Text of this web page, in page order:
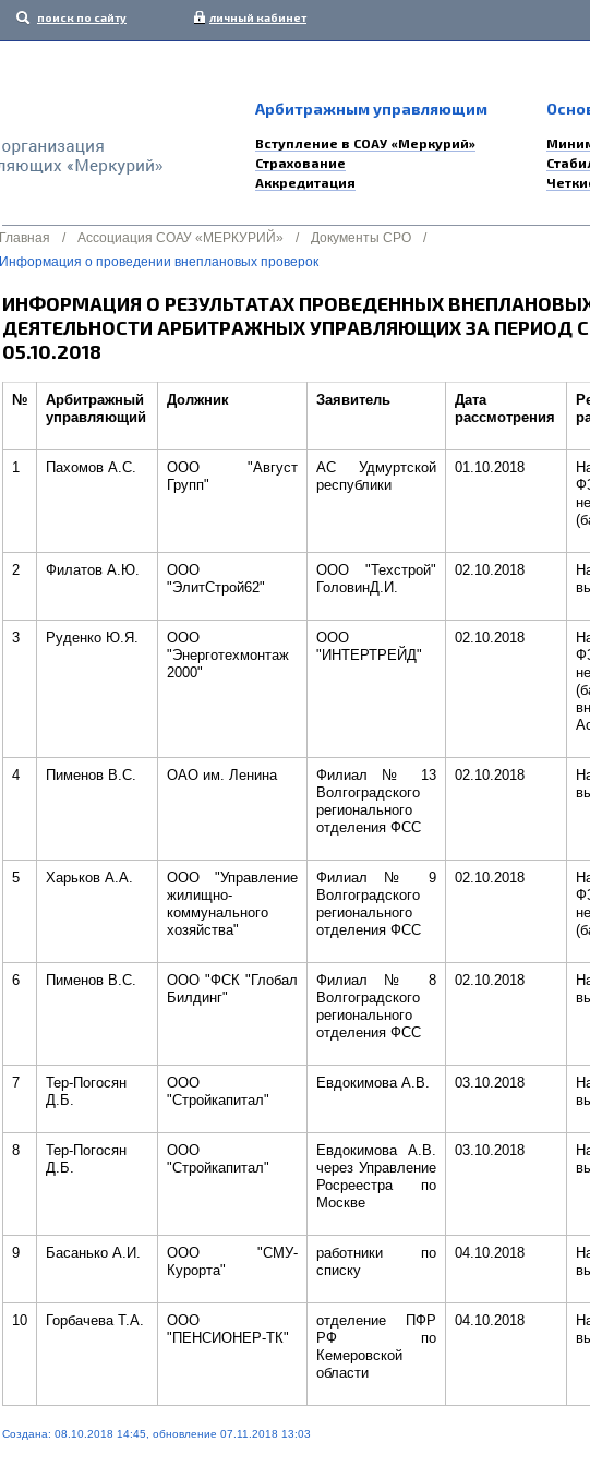
поиск по сайту личный кабинет
Арбитражным управляющим
Вступление в СОАУ «Меркурий»
Страхование
Аккредитация
Главная / Ассоциация СОАУ «МЕРКУРИЙ» / Документы СРО
/
Информация о проведении внеплановых проверок
ИНФОРМАЦИЯ О РЕЗУЛЬТАТАХ ПРОВЕДЕННЫХ
ДЕЯТЕЛЬНОСТИ АРБИТРАЖНЫХ УПРАВЛЯЮЩИХ ЗА ПЕРИОД С
05.10.2018
№
Арбитражный
управляющий
Должник Заявитель
Дата
рассмотрения
1 Пахомов А.С.
ООО "Август
Групп"
АС Удмуртской
республики
01.10.2018
2 Филатов А.Ю.
ООО
"ЭлитСтрой62"
ООО "Техстрой"
ГоловинД.И.
02.10.2018
3 Руденко Ю.Я.
ООО
"Энерготехмонтаж
2000"
ООО
"ИНТЕРТРЕЙД"
02.10.2018
4 Пименов В.С. ОАО им. Ленина
Филиал № 13
Волгоградского
регионального
отделения ФСС
02.10.2018
5 Харьков А.А.
ООО "Управление
жилищно-
коммунального
хозяйства"
Филиал № 9
Волгоградского
регионального
отделения ФСС
02.10.2018
6 Пименов В.С.
ООО "ФСК "Глобал
Билдинг"
Филиал № 8
Волгоградского
регионального
отделения ФСС
02.10.2018
7
Тер-Погосян
Д.Б.
ООО
"Стройкапитал"
Евдокимова А.В. 03.10.2018
8
Тер-Погосян
Д.Б.
ООО
"Стройкапитал"
Евдокимова А.В.
через Управление
Росреестра по
Москве
03.10.2018
9 Басанько А.И.
ООО "СМУ-
Курорта"
работники по
списку
04.10.2018
10 Горбачева Т.А.
ООО
"ПЕНСИОНЕР-ТК"
отделение ПФР
РФ по
Кемеровской
области
04.10.2018
Создана: 08.10.2018 14:45, обновление 07.11.2018 13:03